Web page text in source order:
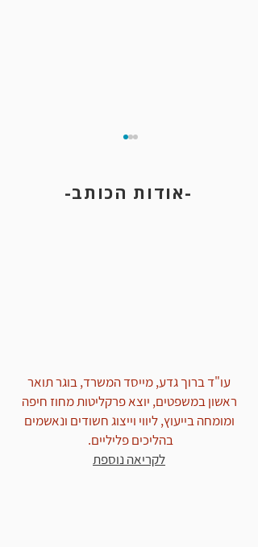
-אודות הכותב-
עו"ד ברוך גדע, מייסד המשרד, בוגר תואר
ראשון במשפטים, יוצא פרקליטות מחוז חיפה
ומומחה בייעוץ, ליווי וייצוג חשודים ונאשמים
בהליכים פליליים.
לקריאה נוספת